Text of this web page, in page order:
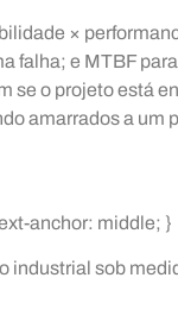
×
falha; e MTBF
se o projeto está
amarrados a um
anchor: middle; }
industrial sob